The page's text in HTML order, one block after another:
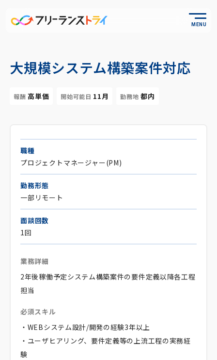
MENU
大規模システム構築案件対応
報酬 高単価 開始可能日 11月 勤務地 都内
職種
プロジェクトマネージャー(PM)
勤務形態
一部リモート
面談回数
1回
業務詳細
2年後稼働予定システム構築案件の要件定義以降各工程
担当
必須スキル
・WEBシステム設計/開発の経験3年以上
・ユーザヒアリング、要件定義等の上流工程の実務経
験